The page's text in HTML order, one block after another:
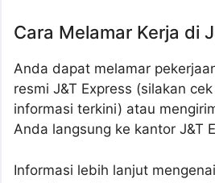
Cara Melamar Kerja di
Anda dapat melamar
resmi J&T Express (silakan
informasi terkini) atau
Anda langsung ke kantor J&T
Informasi lebih lanjut